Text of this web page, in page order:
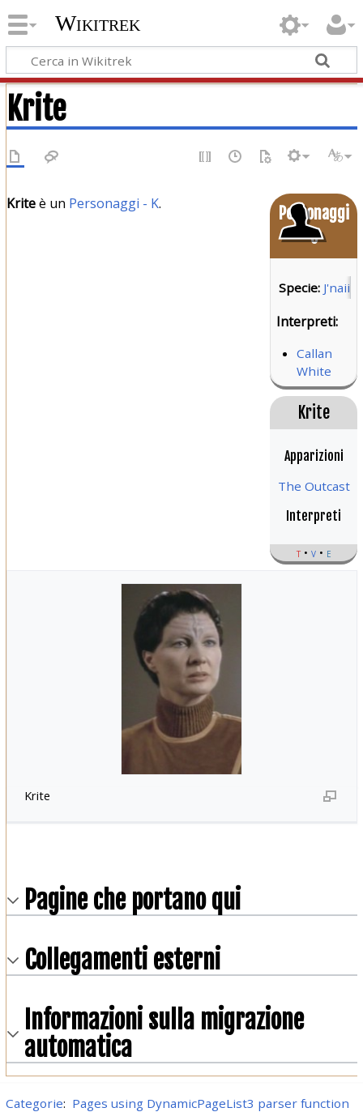
Wikitrek
Krite
Personaggi
o
Specie: J'naii
Interpreti:
Callan
White
Krite
Apparizioni
The Outcast
Interpreti
t v e
Kriteè un Personaggi - K.
Krite
Pagine che portano qui
Collegamenti esterni
Informazioni sulla migrazione
automatica
Categorie: Pages using DynamicPageList3 parser function